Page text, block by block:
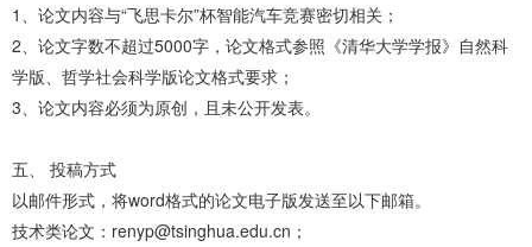
1、论文内容与“飞思卡尔”杯智能汽车竞赛密切相关；
2、论文字数不超过5000字，论文格式参照《清华大学学报》自然科
学版、哲学社会科学版论文格式要求；
3、论文内容必须为原创，且未公开发表。
五、 投稿方式
以邮件形式，将word格式的论文电子版发送至以下邮箱。
技术类论文：renyp@tsinghua.edu.cn；